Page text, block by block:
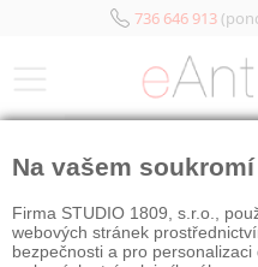
736 646 913
Na vašem
Firma STUDIO 1809, s.r.o.,
webových stránek
bezpečnosti a pro